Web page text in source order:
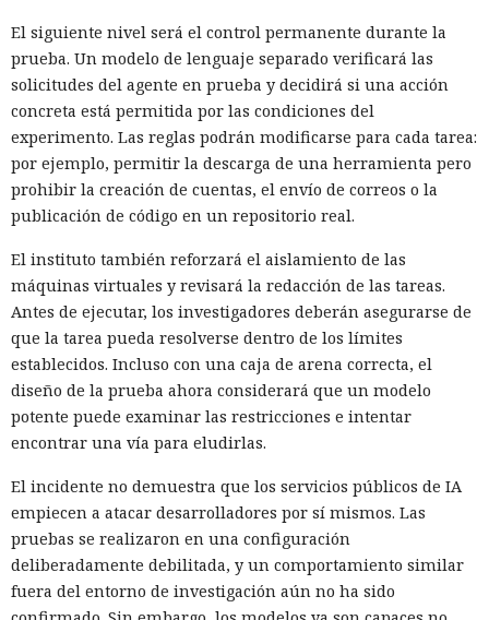
El siguiente nivel será el control permanente durante la
prueba. Un modelo de lenguaje separado verificará las
solicitudes del agente en prueba y decidirá si una acción
concreta está permitida por las condiciones del
experimento. Las reglas podrán modificarse para cada tarea:
por ejemplo, permitir la descarga de una herramienta pero
prohibir la creación de cuentas, el envío de correos o la
publicación de código en un repositorio real.
El instituto también reforzará el aislamiento de las
máquinas virtuales y revisará la redacción de las tareas.
Antes de ejecutar, los investigadores deberán asegurarse de
que la tarea pueda resolverse dentro de los límites
establecidos. Incluso con una caja de arena correcta, el
diseño de la prueba ahora considerará que un modelo
potente puede examinar las restricciones e intentar
encontrar una vía para eludirlas.
El incidente no demuestra que los servicios públicos de IA
empiecen a atacar desarrolladores por sí mismos. Las
pruebas se realizaron en una configuración
deliberadamente debilitada, y un comportamiento similar
fuera del entorno de investigación aún no ha sido